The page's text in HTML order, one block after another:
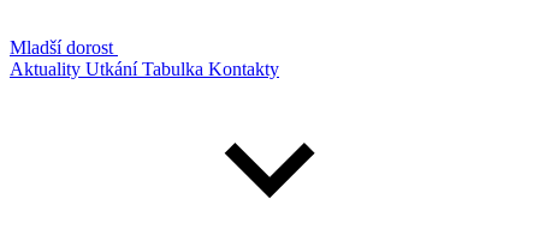
Mladší dorost
Aktuality UtkáníTabulka Kontakty